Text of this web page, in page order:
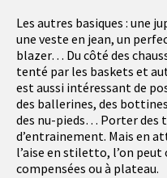
Les autres basiques : une
une veste en jean, un
blazer… Du côté des
tenté par les baskets et
est aussi intéressant de
des ballerines, des
des nu-pieds… Porter des
d’entrainement. Mais en
l’aise en stiletto, l’on peut
compensées ou à plateau.